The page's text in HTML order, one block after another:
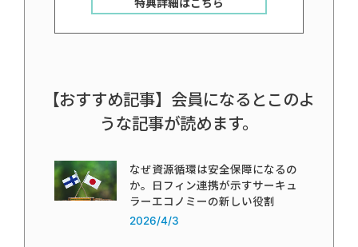
特典詳細はこちら
【おすすめ記事】会員になるとこのよ
うな記事が読めます。
なぜ資源循環は安全保障になるの
か。日フィン連携が示すサーキュ
ラーエコノミーの新しい役割
2026/4/3